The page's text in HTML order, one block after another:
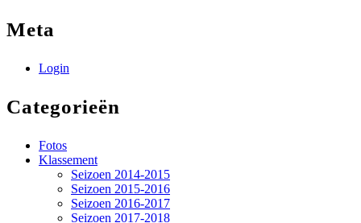
Meta
Login
Categorieën
Fotos
Klassement
Seizoen 2014-2015
Seizoen 2015-2016
Seizoen 2016-2017
Seizoen 2017-2018